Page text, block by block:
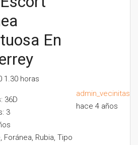
En
1.30 horas
36D
3
Foránea, Rubia, Tipo
admin_vecinitas
hace 4 años